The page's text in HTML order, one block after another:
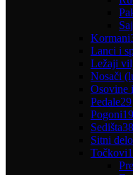
Kormani
Lanci i
Ležaji
Nosači
Osovine
Pedale29
Pogoni19
Sedišta38
Sitni
Točkovi